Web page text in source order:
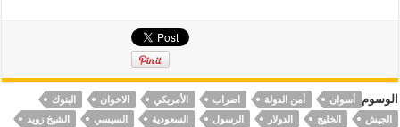
الوسوم أسوان أمن الدولة اضراب الأمريكي الاخوان
البنوك
الجيش
الخليج الدولار الرسول السعودية السيسي
الشيخ زويد